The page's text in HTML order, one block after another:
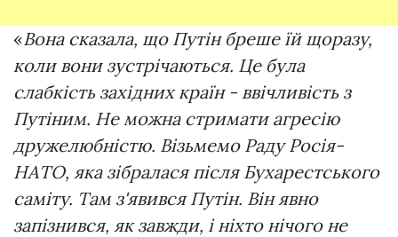
«Вона сказала, що Путін бреше їй щоразу,
коли вони зустрічаються. Це була
слабкість західних країн - ввічливість з
Путіним. Не можна стримати агресію
дружелюбністю. Візьмемо Раду Росія-
НАТО, яка зібралася після Бухарестського
саміту. Там з'явився Путін. Він явно
запізнився, як завжди, і ніхто нічого не